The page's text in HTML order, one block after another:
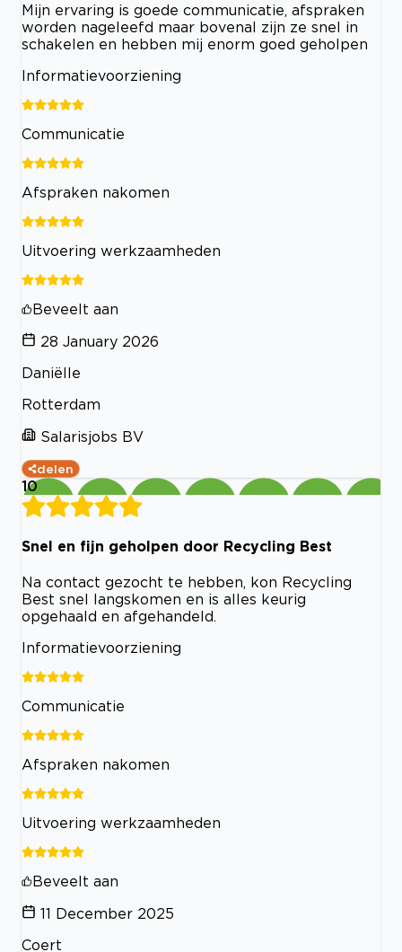
Mijn ervaring is goede communicatie, afspraken
worden nageleefd maar bovenal zijn ze snel in
schakelen en hebben mij enorm goed geholpen
Informatievoorziening
Communicatie
Afspraken nakomen
Uitvoering werkzaamheden
Beveelt aan
28 January 2026
Daniëlle
Rotterdam
Salarisjobs BV
delen
10
Snel en fijn geholpen door Recycling Best
Na contact gezocht te hebben, kon Recycling
Best snel langskomen en is alles keurig
opgehaald en afgehandeld.
Informatievoorziening
Communicatie
Afspraken nakomen
Uitvoering werkzaamheden
Beveelt aan
11 December 2025
Coert